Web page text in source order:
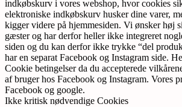
indkøbskurv i vores webshop, hvor cookies
elektroniske indkøbskurv husker dine varer,
kigger videre på hjemmesiden. Vi ønsker høj
gæster og har derfor heller ikke integreret
siden og du kan derfor ikke trykke “del
har en separat Facebook og Instagram side.
Cookie betingelser da du accepterede
af bruger hos Facebook og Instagram. Vores
Facebook og google.
Ikke kritisk nødvendige Cookies